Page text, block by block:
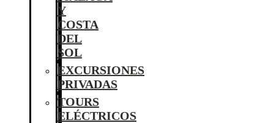
Y
COSTA
DEL
SOL
EXCURSIONES
PRIVADAS
TOURS
ELÉCTRICOS